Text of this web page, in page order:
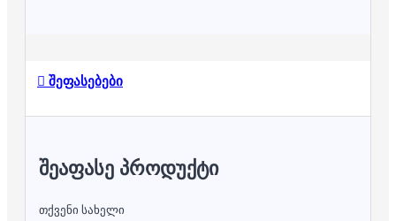
შეფასებები
ᲨᲔᲐᲤᲐᲡᲔ ᲞᲠᲝᲓᲣᲥᲢᲘ
თქვენი სახელი